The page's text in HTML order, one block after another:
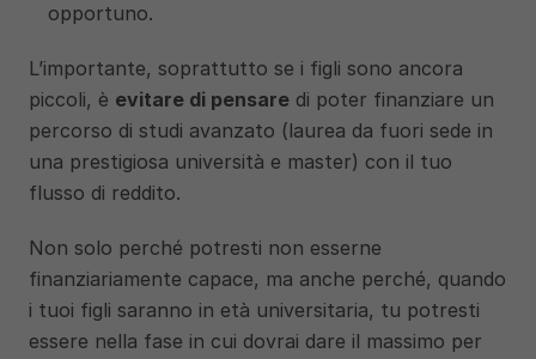
opportuno.
L’importante, soprattutto se i figli sono ancora
piccoli, è evitare di pensare di poter finanziare un
percorso di studi avanzato (laurea da fuori sede in
una prestigiosa università e master) con il tuo
flusso di reddito.
Non solo perché potresti non esserne
finanziariamente capace, ma anche perché, quando
i tuoi figli saranno in età universitaria, tu potresti
essere nella fase in cui dovrai dare il massimo per